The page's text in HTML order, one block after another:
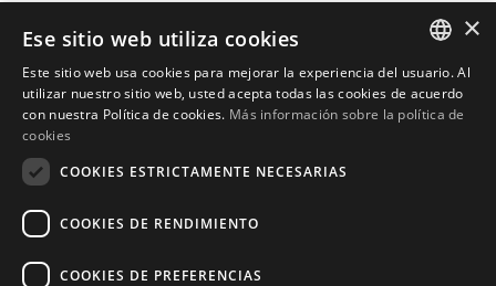
Sábados y festivos de 10:00am a 14:00pm
Inicio
Buscador de propiedades
Escribir reseña
Política de privacidad
ENGLISH
SPANISH
×
Ese sitio web utiliza cookies
Este sitio web usa cookies para mejorar la experiencia del usuario. Al
utilizar nuestro sitio web, usted acepta todas las cookies de acuerdo
con nuestra Política de cookies. Más información sobre la política de
cookies
COOKIES ESTRICTAMENTE NECESARIAS
COOKIES DE RENDIMIENTO
COOKIES DE PREFERENCIAS